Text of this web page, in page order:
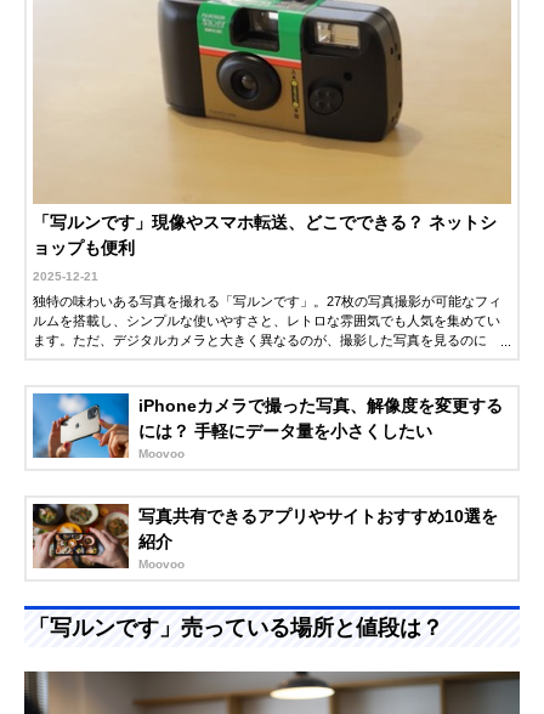
「写ルンです」現像やスマホ転送、どこでできる？ ネットシ
ョップも便利
2025-12-21
独特の味わいある写真を撮れる「写ルンです」。27枚の写真撮影が可能なフィ
ルムを搭載し、シンプルな使いやすさと、レトロな雰囲気でも人気を集めてい
ます。ただ、デジタルカメラと大きく異なるのが、撮影した写真を見るのに
認するまでの流れと、料金について紹介します。ぜひ参考にしてください。
iPhoneカメラで撮った写真、解像度を変更する
には？ 手軽にデータ量を小さくしたい
Moovoo
写真共有できるアプリやサイトおすすめ10選を
紹介
Moovoo
「写ルンです」売っている場所と値段は？